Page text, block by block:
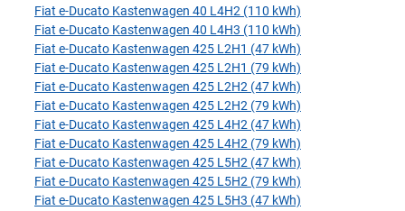
Fiat e-Ducato Kastenwagen 40 L4H2 (110 kWh)
Fiat e-Ducato Kastenwagen 40 L4H3 (110 kWh)
Fiat e-Ducato Kastenwagen 425 L2H1 (47 kWh)
Fiat e-Ducato Kastenwagen 425 L2H1 (79 kWh)
Fiat e-Ducato Kastenwagen 425 L2H2 (47 kWh)
Fiat e-Ducato Kastenwagen 425 L2H2 (79 kWh)
Fiat e-Ducato Kastenwagen 425 L4H2 (47 kWh)
Fiat e-Ducato Kastenwagen 425 L4H2 (79 kWh)
Fiat e-Ducato Kastenwagen 425 L5H2 (47 kWh)
Fiat e-Ducato Kastenwagen 425 L5H2 (79 kWh)
Fiat e-Ducato Kastenwagen 425 L5H3 (47 kWh)